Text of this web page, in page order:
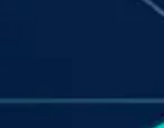
CORSI ONLINE PER